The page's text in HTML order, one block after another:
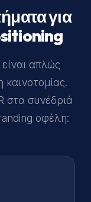
για
απλώς
καινοτομίας.
στα συνέδριά
οφέλη: